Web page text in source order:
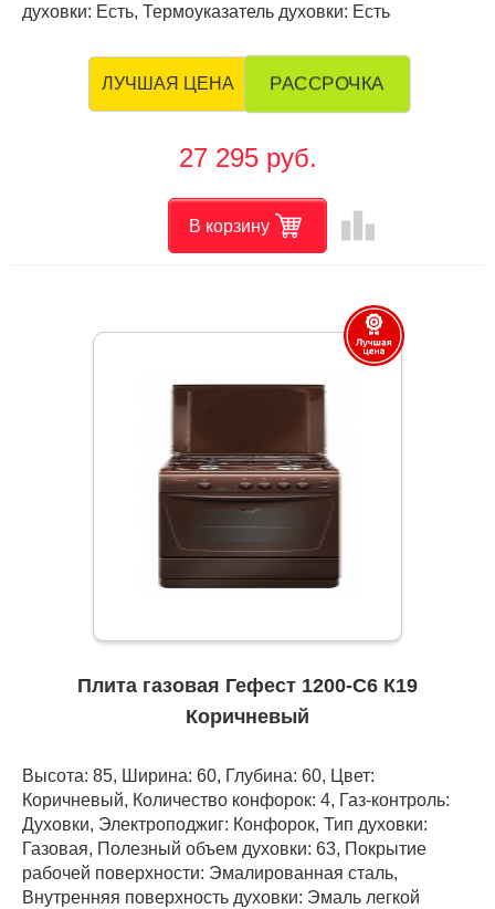
духовки: Есть, Термоуказатель духовки: Есть
ЛУЧШАЯ ЦЕНА РАССРОЧКА
27 295 руб.
В корзину leaderboard
Плита газовая Гефест 1200-С6 К19
Коричневый
Высота: 85, Ширина: 60, Глубина: 60, Цвет:
Коричневый, Количество конфорок: 4, Газ-контроль:
Духовки, Электроподжиг: Конфорок, Тип духовки:
Газовая, Полезный объем духовки: 63, Покрытие
рабочей поверхности: Эмалированная сталь,
Внутренняя поверхность духовки: Эмаль легкой